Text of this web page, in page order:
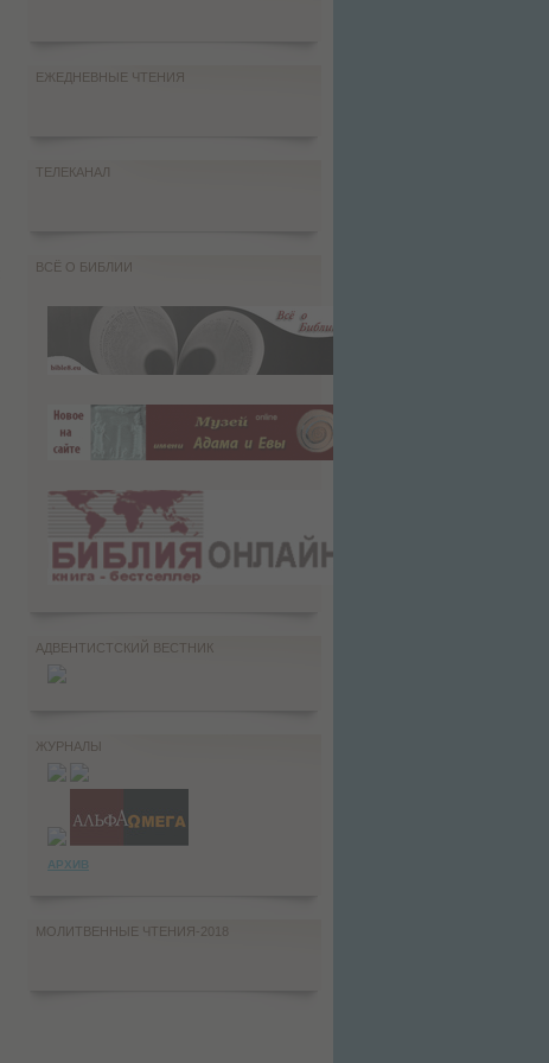
ЕЖЕДНЕВНЫЕ ЧТЕНИЯ
ТЕЛЕКАНАЛ
ВСЁ О БИБЛИИ
АДВЕНТИСТСКИЙ ВЕСТНИК
ЖУРНАЛЫ
АРХИВ
МОЛИТВЕННЫЕ ЧТЕНИЯ-2018